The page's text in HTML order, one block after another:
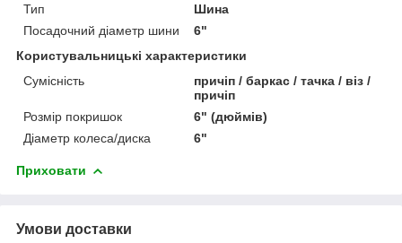
Тип
Шина
Посадочний діаметр шини
6"
Користувальницькі характеристики
Сумісність
причіп / баркас / тачка / віз /
причіп
Розмір покришок
6" (дюймів)
Діаметр колеса/диска
6"
Приховати
Умови доставки